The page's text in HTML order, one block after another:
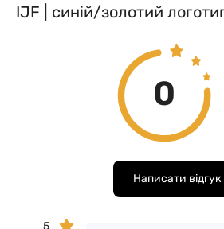
IJF | синій/золотий
0
Написати відгук
5